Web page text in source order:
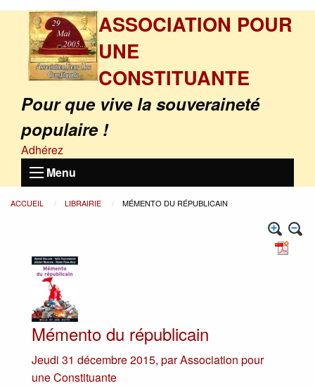
ASSOCIATION POUR
UNE
CONSTITUANTE
Pour que vive la souveraineté
populaire !
Adhérez
Menu
ACCUEIL LIBRAIRIE MÉMENTO DU RÉPUBLICAIN
Mémento du républicain
Jeudi 31 décembre 2015, parAssociation pour
une Constituante